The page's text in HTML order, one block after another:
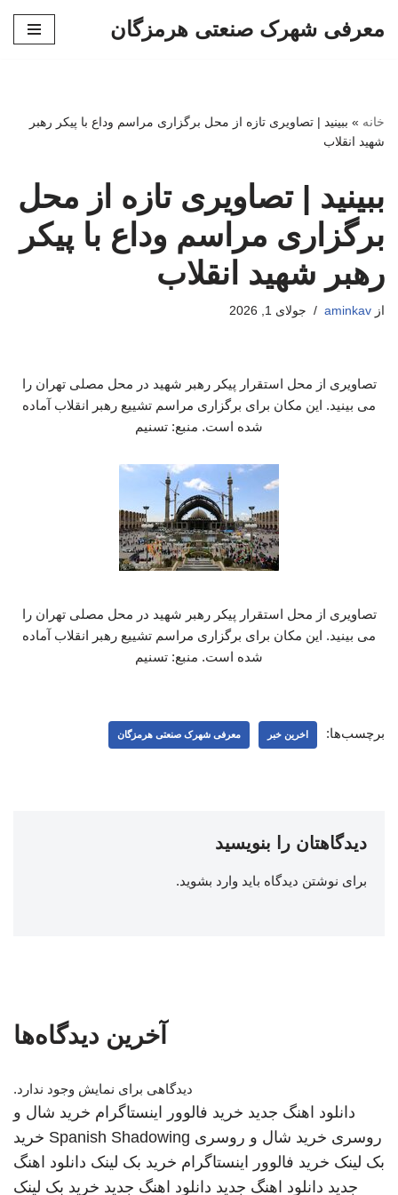
معرفی شهرک صنعتی هرمزگان
خانه » ببینید | تصاویری تازه از محل برگزاری مراسم وداع با پیکر رهبر
شهید انقلاب
ببینید | تصاویری تازه از محل
برگزاری مراسم وداع با پیکر
رهبر شهید انقلاب
از aminkav جولای 1, 2026
تصاویری از محل استقرار پیکر رهبر شهید در محل مصلی تهران را
می بینید. این مکان برای برگزاری مراسم تشییع رهبر انقلاب آماده
شده است. منبع: تسنیم
تصاویری از محل استقرار پیکر رهبر شهید در محل مصلی تهران را
می بینید. این مکان برای برگزاری مراسم تشییع رهبر انقلاب آماده
شده است. منبع: تسنیم
برچسب‌ها: اخرین خبر معرفی شهرک صنعتی هرمزگان
دیدگاهتان را بنویسید
برای نوشتن دیدگاه باید وارد بشوید.
آخرین دیدگاه‌ها
دیدگاهی برای نمایش وجود ندارد.
دانلود اهنگ جدید خرید فالوور اینستاگرام خرید شال و
روسری خرید شال و روسری Spanish Shadowing خرید
بک لینک خرید فالوور اینستاگرام خرید بک لینک دانلود اهنگ
جدید دانلود اهنگ جدید دانلود اهنگ جدید خرید بک لینک